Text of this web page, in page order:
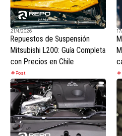
21/4/2026
Repuestos de Suspensión
Mitsubishi L200: Guía Completa
con Precios en Chile
Post